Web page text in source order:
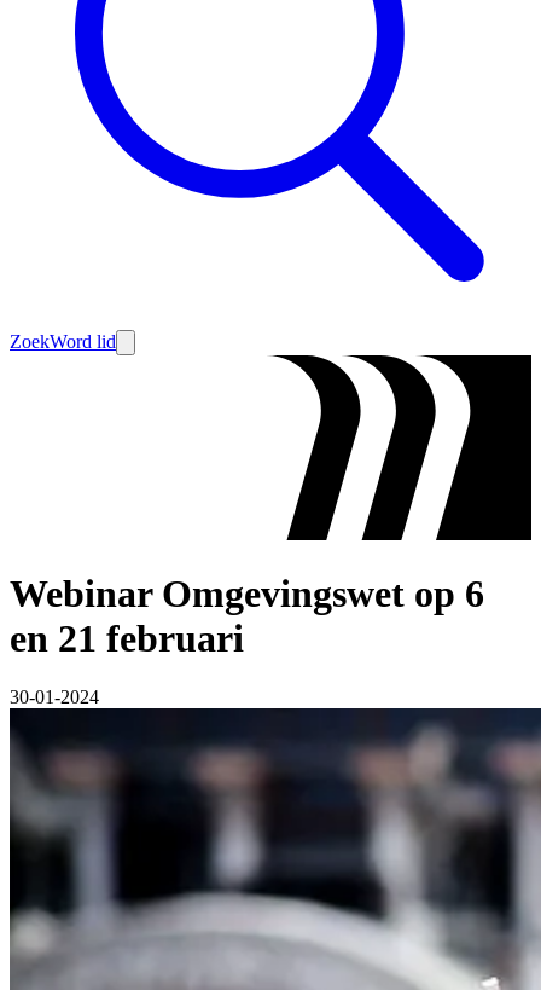
ZoekWord lid
Webinar Omgevingswet op 6
en 21 februari
30-01-2024